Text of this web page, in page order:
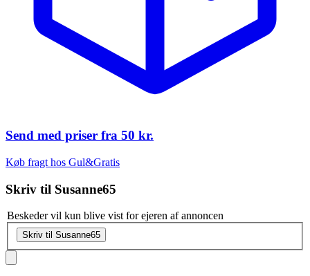
Send med priser fra 50 kr.
Køb fragt hos Gul&Gratis
Skriv til Susanne65
Beskeder vil kun blive vist for ejeren af annoncen
Skriv til Susanne65